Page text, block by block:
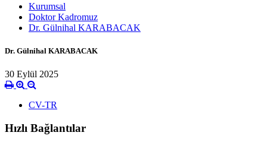
Kurumsal
Doktor Kadromuz
Dr. Gülnihal KARABACAK
Dr. Gülnihal KARABACAK
30 Eylül 2025
CV-TR
Hızlı Bağlantılar